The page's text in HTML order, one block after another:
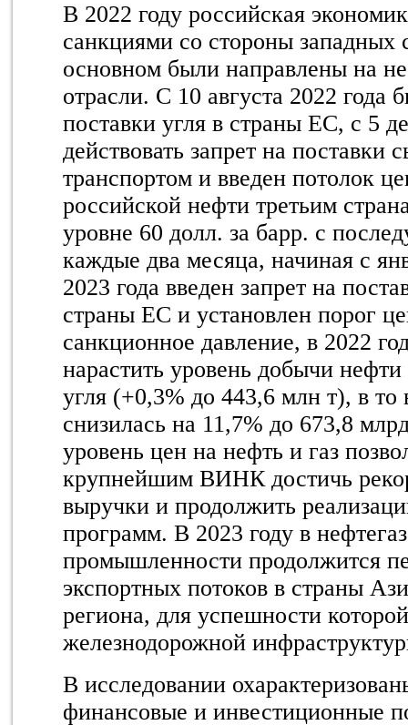
В 2022 году российская
санкциями со стороны западных
основном были направлены на
отрасли. С 10 августа 2022 года
поставки угля в страны ЕС, с 5
действовать запрет на
транспортом и введен потолок
российской нефти третьим
уровне 60 долл. за барр. c
каждые два месяца, начиная с
2023 года введен запрет на
страны ЕС и установлен порог
санкционное давление, в 2022
нарастить уровень добычи
угля (+0,3% до 443,6 млн т), в то
снизилась на 11,7% до 673,8
уровень цен на нефть и газ
крупнейшим ВИНК достичь
выручки и продолжить
программ. В 2023 году в
промышленности продолжится
экспортных потоков в страны
региона, для успешности
железнодорожной
В исследовании
финансовые и инвестиционные